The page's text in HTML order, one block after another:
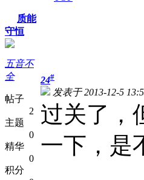
质能
守恒
五音不
全
帖子
2
主题
0
精华
0
积分
24#
发表于 2013-12-5
过关了，
一下，是